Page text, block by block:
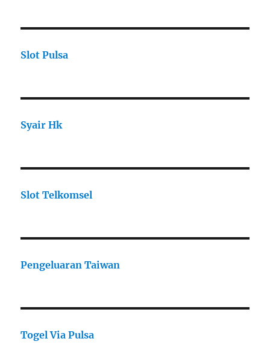
Slot Pulsa
Syair Hk
Slot Telkomsel
Pengeluaran Taiwan
Togel Via Pulsa